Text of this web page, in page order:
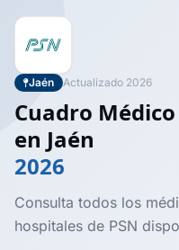
Jaén Actualizado 2026
Cuadro Médico
en Jaén
2026
Consulta todos los
hospitales de PSN